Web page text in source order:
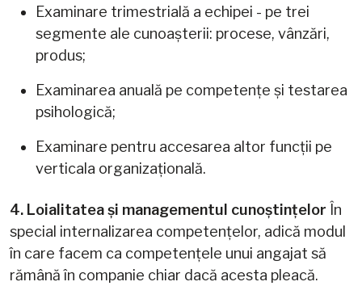
Examinare trimestrială a echipei - pe trei
segmente ale cunoașterii: procese, vânzări,
produs;
Examinarea anuală pe competențe și testarea
psihologică;
Examinare pentru accesarea altor funcții pe
verticala organizațională.
4. Loialitatea și managementul cunoștințelor În
special internalizarea competențelor, adică modul
în care facem ca competențele unui angajat să
rămână în companie chiar dacă acesta pleacă.